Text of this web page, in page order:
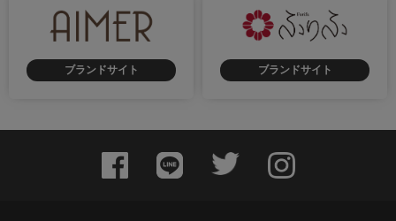
ブランドサイト ブランドサイト